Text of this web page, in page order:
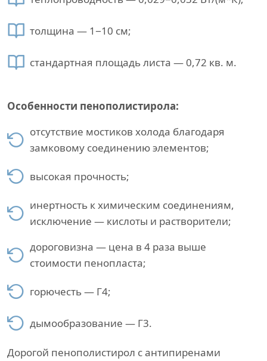
толщина — 1−10 см;
стандартная площадь листа — 0,72 кв. м.
Особенности пенополистирола:
отсутствие мостиков холода благодаря
замковому соединению элементов;
высокая прочность;
инертность к химическим соединениям,
исключение — кислоты и растворители;
дороговизна — цена в 4 раза выше
стоимости пенопласта;
горючесть — Г4;
дымообразование — Г3.
Дорогой пенополистирол с антипиренами